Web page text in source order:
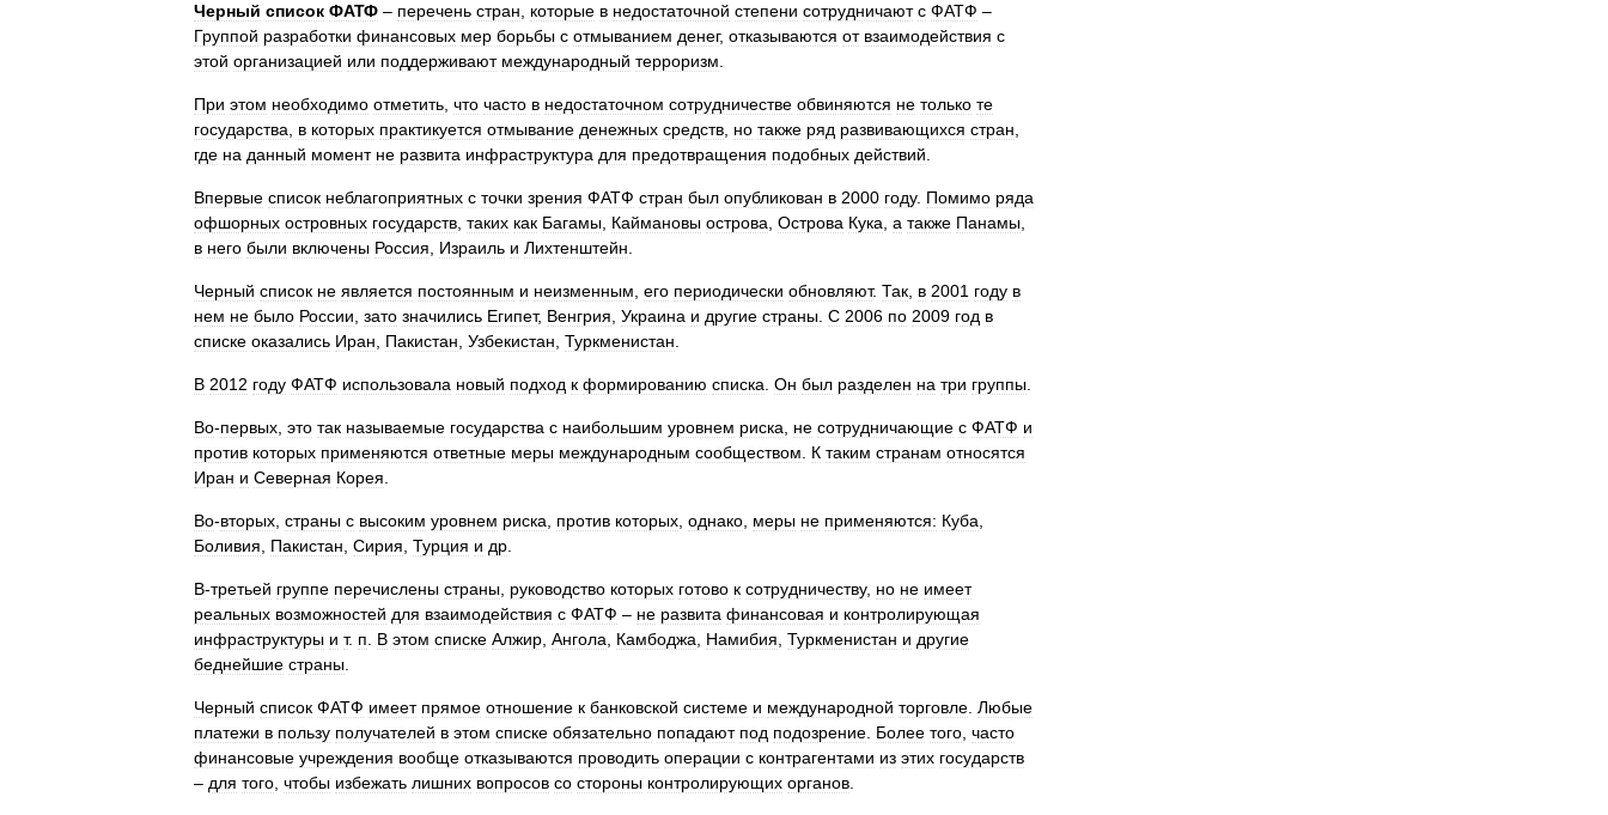
Черный список ФАТФ – перечень стран которые в недостаточной степени сотрудничают с ФАТФ –
Группой разработки финансовых мер борьбы с отмыванием денег, отказываются от взаимодействия с
этой организацией или поддерживают международный терроризм
При этом необходимо отметить что часто в недостаточном сотрудничестве обвиняются не только те
государства
в которых практикуется отмывание денежных средств но также ряд развивающихся стран
где на данный момент не развита инфраструктура для предотвращения подобных действий
Впервые список неблагоприятных с точки зрения ФАТФ стран был опубликован в 2000 году. Помимо ряда
офшорных островных государств таких как Багамы Каймановы острова Острова Кука а также Панамы
в него были включены Россия Израиль и Лихтенштейн
Черный список не является постоянным и неизменным его периодически обновляют. Так в 2001 году в
нем не было России зато значились Египет, Венгрия Украина и другие страны С 2006 по 2009 год в
списке оказались Иран Пакистан Узбекистан Туркменистан
В 2012 году ФАТФ использовала новый подход к формированию списка Он был разделен на три группы
Во-первых это так называемые государства с наибольшим уровнем риска не сотрудничающие с ФАТФ и
против которых применяются ответные меры международным сообществом К таким странам относятся
Иран и Северная Корея
Во-вторых страны с высоким уровнем риска против которых однако меры не применяются: Куба
Боливия
Пакистан Сирия Турция и др
В-третьей группе перечислены страны руководство которых готово к сотрудничеству, но не имеет
реальных возможностей для взаимодействия с ФАТФ – не развита финансовая и контролирующая
инфраструктуры и т. п В этом списке Алжир Ангола Камбоджа Намибия Туркменистан и другие
беднейшие страны
Черный список ФАТФ имеет прямое отношение к банковской системе и международной торговле Любые
платежи в пользу получателей в этом списке обязательно попадают под подозрение Более того часто
финансовые учреждения вообще отказываются проводить операции с контрагентами из этих государств
– для того чтобы избежать лишних вопросов со стороны контролирующих органов